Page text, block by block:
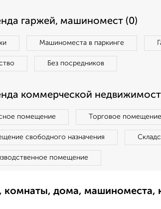
гаржей, машиномест (0)
Машиноместа в паркинге
Без посредников
коммерческой
помещение Торговое помещение
свободного назначения
помещение
комнаты, дома, машиноместа,